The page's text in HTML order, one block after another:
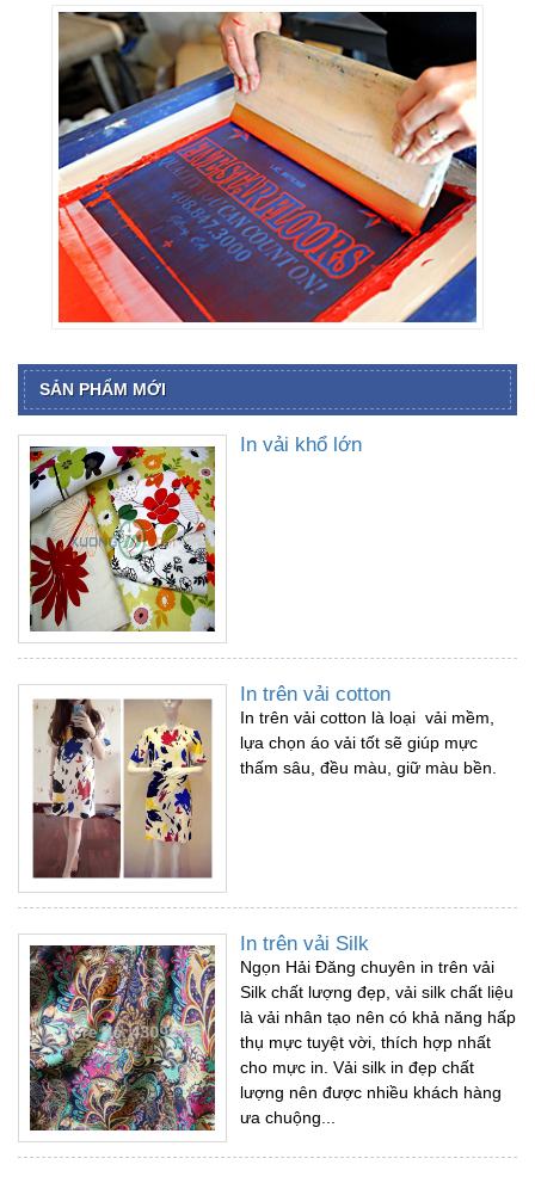
SẢN PHẨM MỚI
In vải khổ lớn
In trên vải cotton
In trên vải cotton là loại vải mềm,
lựa chọn áo vải tốt sẽ giúp mực
thấm sâu, đều màu, giữ màu bền.
In trên vải Silk
Ngọn Hải Đăng chuyên in trên vải
Silk chất lượng đẹp, vải silk chất liệu
là vải nhân tạo nên có khả năng hấp
thụ mực tuyệt vời, thích hợp nhất
cho mực in. Vải silk in đẹp chất
lượng nên được nhiều khách hàng
ưa chuộng...